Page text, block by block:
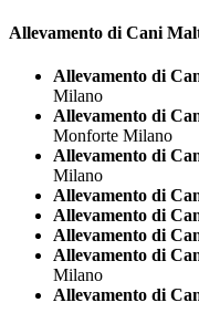
Allevamento di Cani
Allevamento di
Milano
Allevamento di
Monforte Milano
Allevamento di
Milano
Allevamento di
Allevamento di
Allevamento di
Allevamento di
Milano
Allevamento di